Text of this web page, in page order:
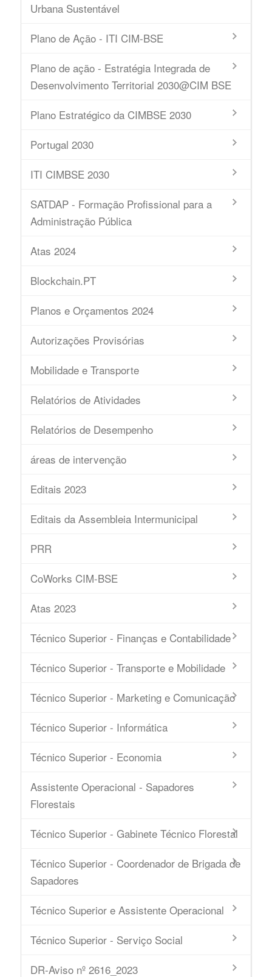
Urbana Sustentável
Plano de Ação - ITI CIM-BSE
Plano de ação - Estratégia Integrada de
Desenvolvimento Territorial 2030@CIM BSE
Plano Estratégico da CIMBSE 2030
Portugal 2030
ITI CIMBSE 2030
SATDAP - Formação Profissional para a
Administração Pública
Atas 2024
Blockchain.PT
Planos e Orçamentos 2024
Autorizações Provisórias
Mobilidade e Transporte
Relatórios de Atividades
Relatórios de Desempenho
áreas de intervenção
Editais 2023
Editais da Assembleia Intermunicipal
PRR
CoWorks CIM-BSE
Atas 2023
Técnico Superior - Finanças e Contabilidade
Técnico Superior - Transporte e Mobilidade
Técnico Superior - Marketing e Comunicação
Técnico Superior - Informática
Técnico Superior - Economia
Assistente Operacional - Sapadores
Florestais
Técnico Superior - Gabinete Técnico Florestal
Técnico Superior - Coordenador de Brigada de
Sapadores
Técnico Superior e Assistente Operacional
Técnico Superior - Serviço Social
DR-Aviso nº 2616_2023